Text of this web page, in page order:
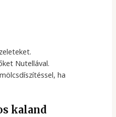
Nutellával.
ha
kaland